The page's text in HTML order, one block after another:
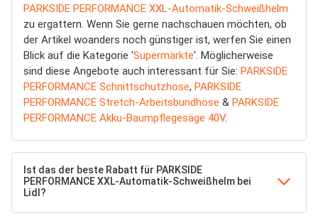
PARKSIDE PERFORMANCE XXL-Automatik-Schweißhelm
zu ergattern. Wenn Sie gerne nachschauen möchten, ob
der Artikel woanders noch günstiger ist, werfen Sie einen
Blick auf die Kategorie 'Supermärkte'. Möglicherweise
sind diese Angebote auch interessant für Sie: PARKSIDE
PERFORMANCE Schnittschutzhose, PARKSIDE
PERFORMANCE Stretch-Arbeitsbundhose & PARKSIDE
PERFORMANCE Akku-Baumpflegesäge 40V.
Ist das der beste Rabatt für PARKSIDE
PERFORMANCE XXL-Automatik-Schweißhelm bei
Lidl?